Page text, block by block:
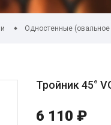
Одностенные (овальное
Тройник 45°
6 110 ₽